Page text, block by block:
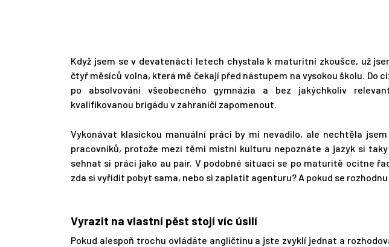
Když jsem se v devatenácti letech chystala k maturitní zkoušce, už
čtyř měsíců volna, která mě čekají před nástupem na vysokou školu. Do
po absolvování všeobecného gymnázia a bez jakýchkoliv
kvalifikovanou brigádu v zahraničí zapomenout.
Vykonávat klasickou manuální práci by mi nevadilo, ale nechtěla
pracovníků, protože mezi těmi místní kulturu nepoznáte a jazyk si
sehnat si práci jako au pair. V podobné situaci se po maturitě ocitne
zda si vyřídit pobyt sama, nebo si zaplatit agenturu? A pokud se
Vyrazit na vlastní pěst stojí víc úsilí
Pokud alespoň trochu ovládáte angličtinu a jste zvyklí jednat a